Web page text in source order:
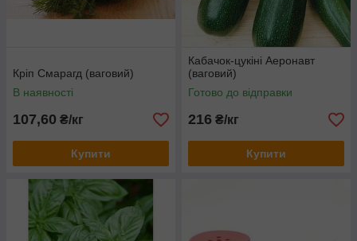
Кріп Смарагд (ваговий)
В наявності
107,60 ₴/кг
Купити
Кабачок-цукіні Аеронавт
(ваговий)
Готово до відправки
216 ₴/кг
Купити